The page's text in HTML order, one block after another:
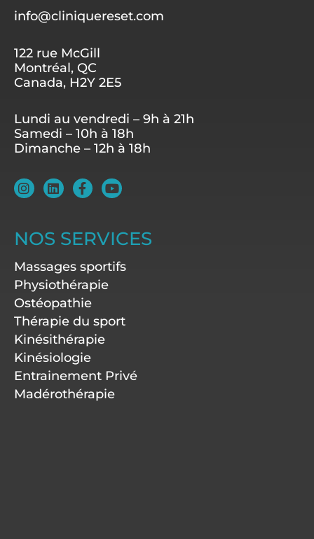
info@cliniquereset.com
122 rue McGill
Montréal, QC
Canada, H2Y 2E5
Lundi au vendredi – 9h à 21h
Samedi – 10h à 18h
Dimanche – 12h à 18h
I
n
a
g
r
a
m
L
i
e
d
n
F
a
b
o
k
-
f
Y
o
u
b
e
NOS SERVICES
Massages sportifs
Physiothérapie
Ostéopathie
Thérapie du sport
Kinésithérapie
Kinésiologie
Entrainement Privé
Madérothérapie